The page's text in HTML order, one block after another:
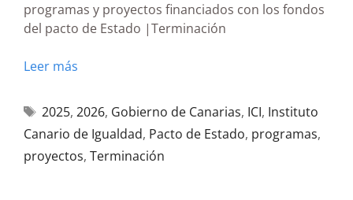
programas y proyectos financiados con los fondos
del pacto de Estado |Terminación
Leer más
2025, 2026, Gobierno de Canarias, ICI, Instituto
Canario de Igualdad, Pacto de Estado, programas,
proyectos, Terminación